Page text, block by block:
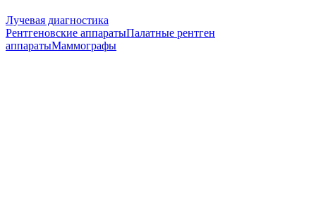
Лучевая диагностика
Рентгеновские аппаратыПалатные рентген
аппаратыМаммографы